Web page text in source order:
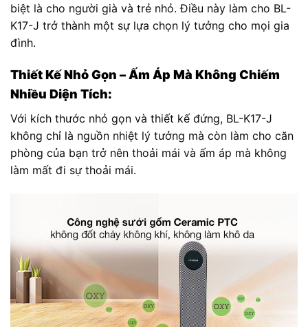
biệt là cho người già và trẻ nhỏ. Điều này làm cho BL-
K17-J trở thành một sự lựa chọn lý tưởng cho mọi gia
đình.
Thiết Kế Nhỏ Gọn – Ấm Áp Mà Không Chiếm
Nhiều Diện Tích:
Với kích thước nhỏ gọn và thiết kế đứng, BL-K17-J
không chỉ là nguồn nhiệt lý tưởng mà còn làm cho căn
phòng của bạn trở nên thoải mái và ấm áp mà không
làm mất đi sự thoải mái.